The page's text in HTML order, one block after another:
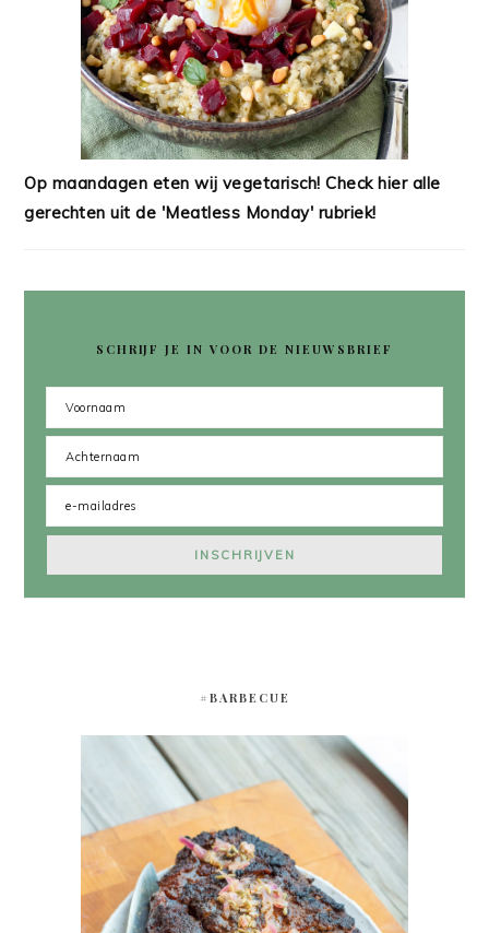
Op maandagen eten wij vegetarisch! Check hier alle
gerechten uit de 'Meatless Monday' rubriek!
SCHRIJF JE IN VOOR DE NIEUWSBRIEF
#BARBECUE